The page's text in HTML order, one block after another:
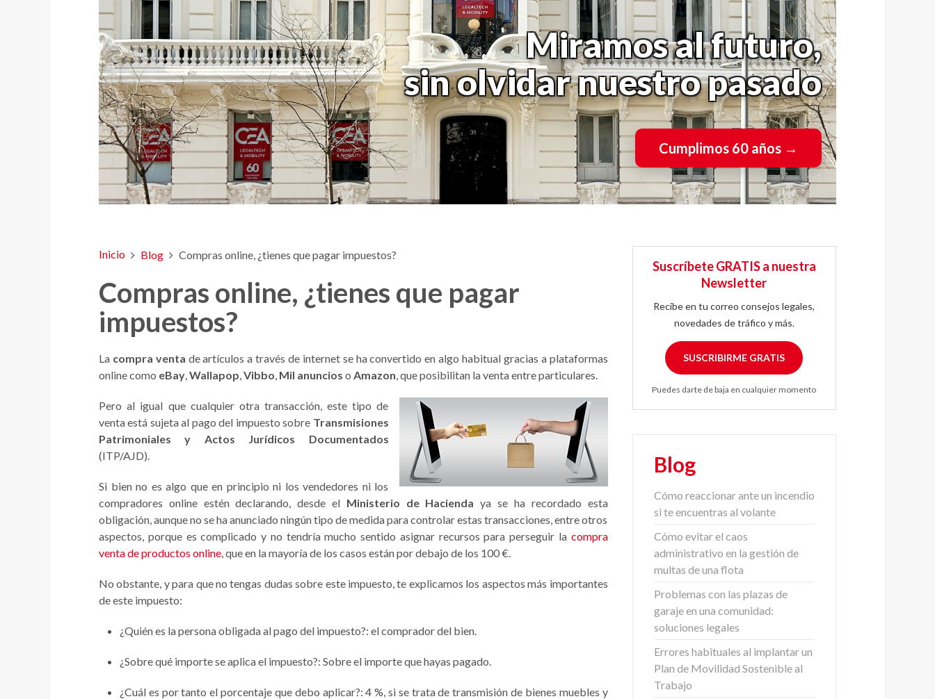
Miramos al futuro,
sin olvidar nuestro pasado
Cumplimos 60 años →
Inicio Blog Compras online, ¿tienes que pagar impuestos?
Compras online, ¿tienes que pagar
impuestos?
La compra venta de artículos a través de internet se ha convertido en algo habitual gracias a plataformas
online como eBay,Wallapop,Vibbo, Mil anuncios o Amazon, que posibilitan la venta entre particulares.
Pero al igual que cualquier otra transacción, este tipo de
venta está sujeta al pago del impuesto sobre Transmisiones
Patrimoniales y Actos Jurídicos Documentados
(ITP/AJD).
Si bien no es algo que en principio ni los vendedores ni los
compradores online estén declarando, desde el Ministerio de Hacienda ya se ha recordado esta
obligación, aunque no se ha anunciado ningún tipo de medida para controlar estas transacciones, entre otros
aspectos, porque es complicado y no tendría mucho sentido asignar recursos para perseguir la compra
venta de productos online, que en la mayoría de los casos están por debajo de los 100 €.
No obstante, y para que no tengas dudas sobre este impuesto, te explicamos los aspectos más importantes
de este impuesto:
¿Quién es la persona obligada al pago del impuesto?: el comprador del bien.
¿Sobre qué importe se aplica el impuesto?: Sobre el importe que hayas pagado.
¿Cuál es por tanto el porcentaje que debo aplicar?: 4 %, si se trata de transmisión de bienes muebles y
Suscríbete GRATIS a nuestra
Newsletter
Recibe en tu correo consejos legales,
novedades de tráfico y más.
SUSCRIBIRME GRATIS
Puedes darte de baja en cualquier momento
Blog
Cómo reaccionar ante un incendio
si te encuentras al volante
Cómo evitar el caos
administrativo en la gestión de
multas de una flota
Problemas con las plazas de
garaje en una comunidad:
soluciones legales
Errores habituales al implantar un
Plan de Movilidad Sostenible al
Trabajo